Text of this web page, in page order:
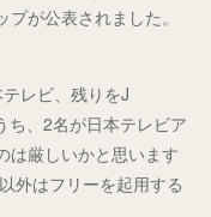
が公表されました。
レビ、残りをJ
ち、2名が日本テレビア
は厳しいかと思います
外はフリーを起用する